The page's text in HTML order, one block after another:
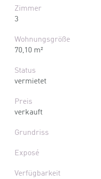
Zimmer
3
Wohnungsgröße
70,10 m²
Status
vermietet
Preis
verkauft
Grundriss
Exposé
Verfügbarkeit